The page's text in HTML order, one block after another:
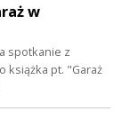
w
spotkanie z
książka pt. "Garaż